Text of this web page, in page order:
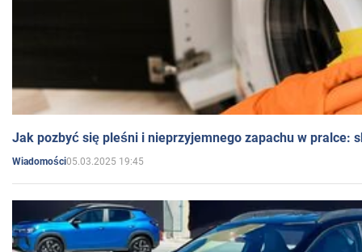
Jak pozbyć się pleśni i nieprzyjemnego zapachu w pralce:
Wiadomości05.03.2025 19:45